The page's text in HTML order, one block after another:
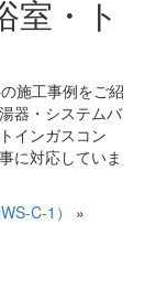
室・ト
施工事例をご紹
器・システムバ
インガスコン
に対応していま
C-1） »